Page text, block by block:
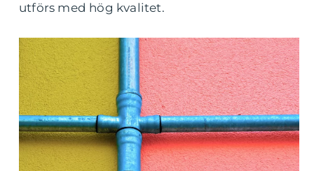
utförs med hög kvalitet.